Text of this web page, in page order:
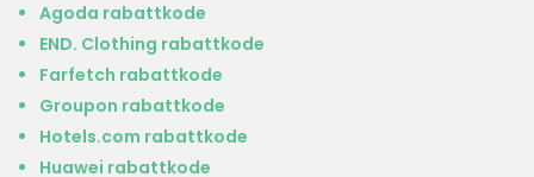
Agoda rabattkode
END. Clothing rabattkode
Farfetch rabattkode
Groupon rabattkode
Hotels.com rabattkode
Huawei rabattkode